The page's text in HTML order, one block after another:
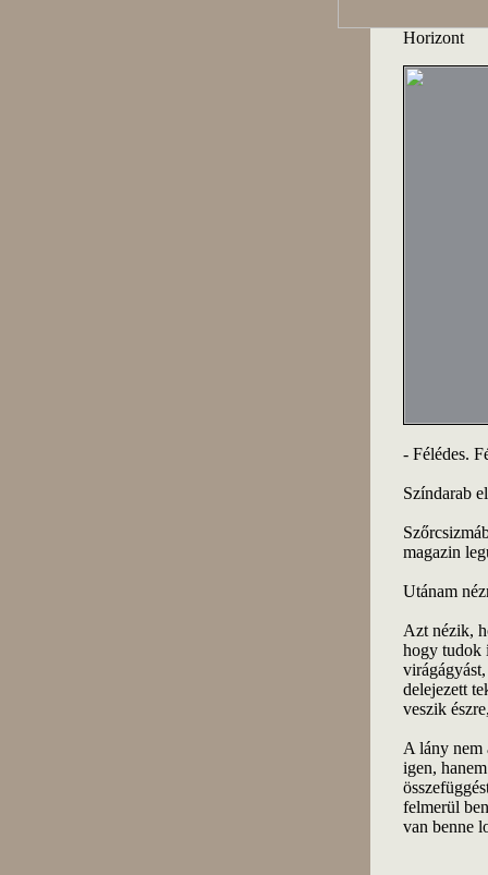
Horizont
- Félédes.
Színdarab
magazin
Utánam
Azt nézik,
hogy tudok
delejezett
veszik
A lány nem
igen,
felmerül
van benne